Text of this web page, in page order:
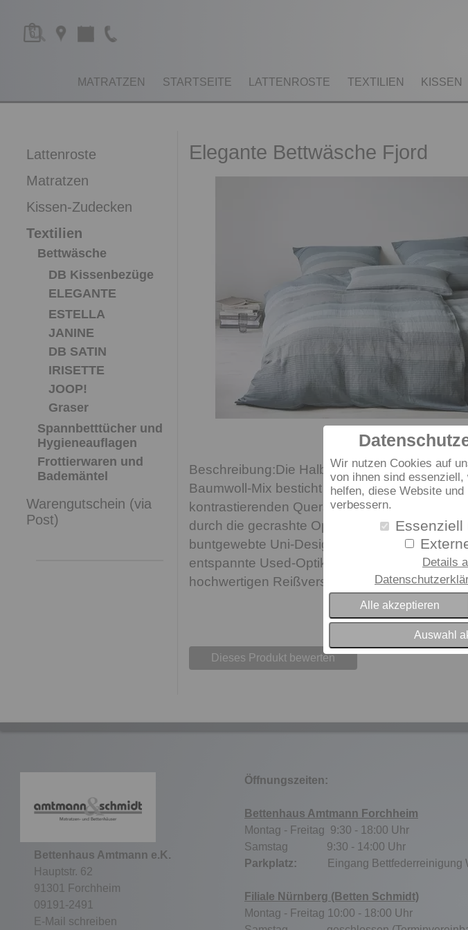
Wir nutzen Cookies auf
von ihnen sind essenziell,
helfen, diese Website
verbessern.
Essenziell
Details
Alle akzeptieren
Auswahl
0
MATRATZEN STARTSEITE LATTENROSTE TEXTILIEN KISSEN
Lattenroste
Matratzen
Kissen-Zudecken
Textilien
Bettwäsche
DB Kissenbezüge
ELEGANTE
ESTELLA
JANINE
DB SATIN
IRISETTE
JOOP!
Graser
Spannbetttücher und
Hygieneauflagen
Frottierwaren und
Bademäntel
Warengutschein (via
Post)
Elegante Bettwäsche Fjord
Die Halbleinen Bettwäsche
Baumwoll-Mix besticht durch das spannenden
kontrastierenden Querstreifen. Weich,
durch die gecrashte Optik schmeichelt die
buntgewebte Uni-Design ist vorgewaschen
entspannte Used-Optik. Diese Bettwäsche
hochwertigen Reißverschluss.
Dieses Produkt bewerten
Bettenhaus Amtmann e.K.
Hauptstr. 62
91301 Forchheim
09191-2491
E-Mail schreiben
Öffnungszeiten:
Bettenhaus Amtmann Forchheim
Montag - Freitag 9:30 - 18:00 Uhr
Samstag 9:30 - 14:00 Uhr
Parkplatz:
Eingang Bettfederreinigung
Filiale Nürnberg (Betten Schmidt)
Montag - Freitag 10:00 - 18:00 Uhr